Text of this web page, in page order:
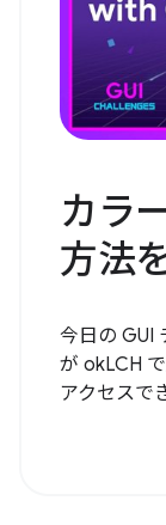
カラ
方法
今日の GUI
が okLCH
アクセスで